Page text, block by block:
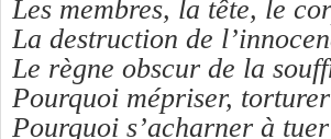
Les membres, la tête, le
La destruction de
Le règne obscur de la
Pourquoi mépriser,
Pourquoi s’acharner à